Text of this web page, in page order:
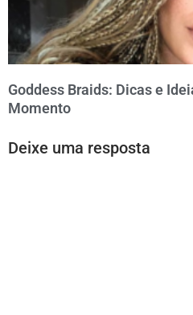
Goddess Braids: Dicas e
Momento
Deixe uma resposta